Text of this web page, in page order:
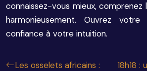
connaissez-vous mieux,
harmonieusement. Ouvrez
confiance à votre intuition.
Les osselets africains :
18h18